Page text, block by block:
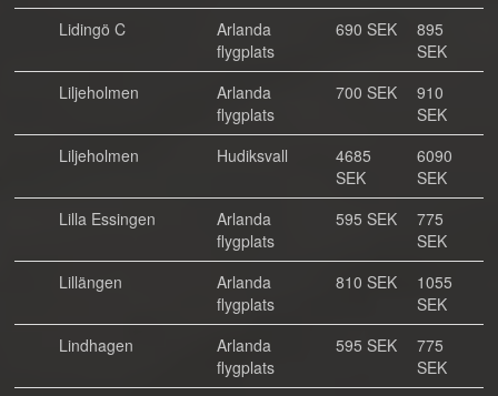
Lidingö C
Arlanda
flygplats
690 SEK
895
SEK
Liljeholmen
Arlanda
flygplats
700 SEK
910
SEK
Liljeholmen
Hudiksvall
4685
SEK
6090
SEK
Lilla Essingen
Arlanda
flygplats
595 SEK
775
SEK
Lillängen
Arlanda
flygplats
810 SEK
1055
SEK
Lindhagen
Arlanda
flygplats
595 SEK
775
SEK